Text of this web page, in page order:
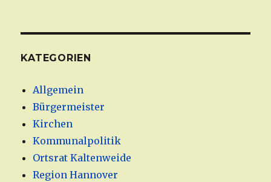
KATEGORIEN
Allgemein
Bürgermeister
Kirchen
Kommunalpolitik
Ortsrat Kaltenweide
Region Hannover